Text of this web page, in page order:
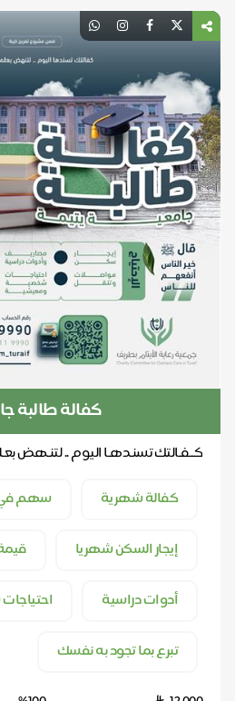
كفالة طالبة
كــفـالتك تسنـدهـا اليوم .. لتنـهض
كفالة شهرية
سهم في
إيجار السكن شهريا
أدوات دراسية
تبرع بما تجود به نفسك